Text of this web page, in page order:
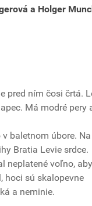
a Holger
pred ním čosi črtá.
Má modré pery
baletnom úbore.
Bratia Levie srdce.
neplatené voľno,
hoci sú skalopevne
a neminie.